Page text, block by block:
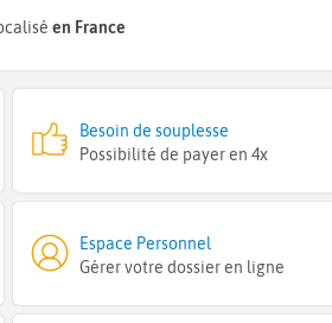
en France
Besoin de souplesse
Possibilité de payer en 4x
Espace Personnel
Gérer votre dossier en ligne